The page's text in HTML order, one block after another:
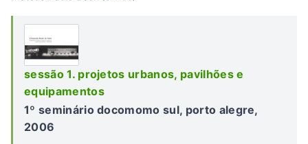
sessão 1. projetos urbanos, pavilhões e
equipamentos
1º seminário docomomo sul, porto alegre,
2006